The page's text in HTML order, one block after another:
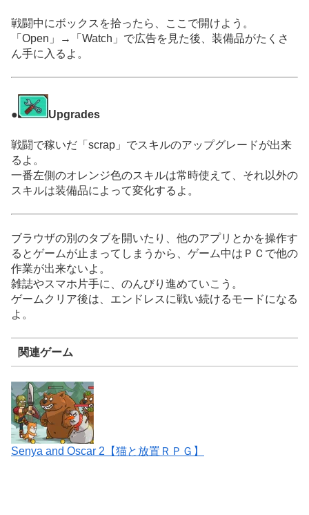
戦闘中にボックスを拾ったら、ここで開けよう。
「Open」→「Watch」で広告を見た後、装備品がたくさ
ん手に入るよ。
● Upgrades
戦闘で稼いだ「scrap」でスキルのアップグレードが出来
るよ。
一番左側のオレンジ色のスキルは常時使えて、それ以外の
スキルは装備品によって変化するよ。
ブラウザの別のタブを開いたり、他のアプリとかを操作す
るとゲームが止まってしまうから、ゲーム中はＰＣで他の
作業が出来ないよ。
雑誌やスマホ片手に、のんびり進めていこう。
ゲームクリア後は、エンドレスに戦い続けるモードになる
よ。
関連ゲーム
Senya and Oscar 2【猫と放置ＲＰＧ】